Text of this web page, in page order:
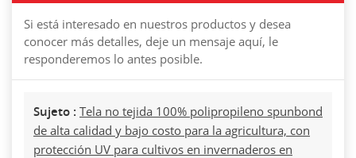
Si está interesado en nuestros productos y desea
conocer más detalles, deje un mensaje aquí, le
responderemos lo antes posible.
Sujeto : Tela no tejida 100% polipropileno spunbond
de alta calidad y bajo costo para la agricultura, con
protección UV para cultivos en invernaderos en